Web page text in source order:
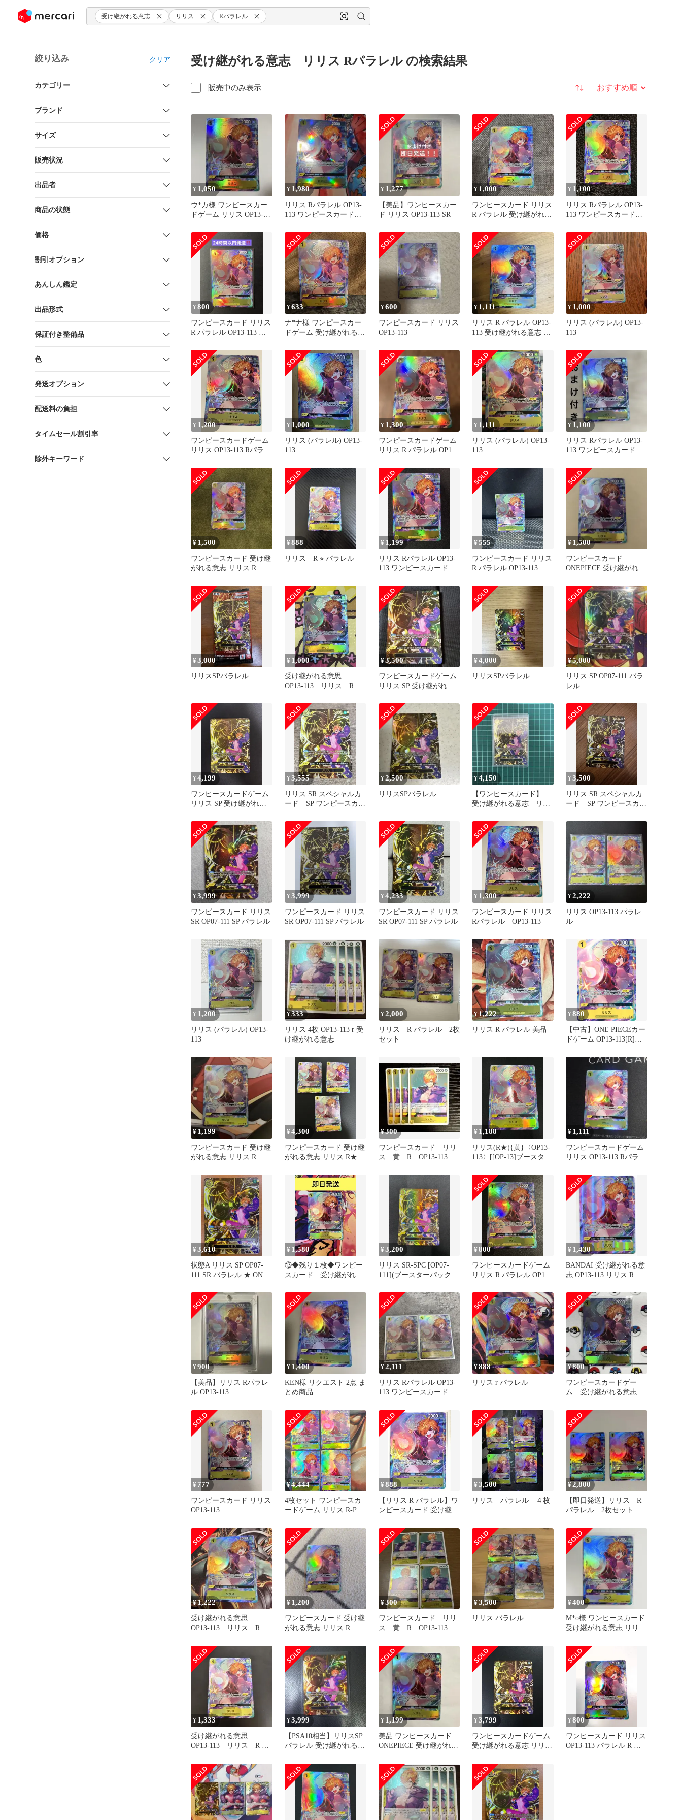
ツにスキップ 受け継がれる意志 リリス Rパラレル
絞り込み クリア
カテゴリー
ブランド
サイズ
販売状況
出品者
商品の状態
価格
割引オプション
あんしん鑑定
出品形式
保証付き整備品
色
発送オプション
配送料の負担
タイムセール割引率
除外キーワード
受け継がれる意志 リリス Rパラレル の検索結果
販売中のみ表示 並び替え
¥ 1,050
ウ*カ様 ワンピースカー
ドゲーム リリス OP13-
¥ 1,980
リリス Rパラレル OP13-
113 ワンピースカードゲ
¥ 1,277
【美品】ワンピースカー
ド リリス OP13-113 SR
¥ 1,000
ワンピースカード リリス
R パラレル 受け継がれる
¥ 1,100
リリス Rパラレル OP13-
113 ワンピースカードゲ
¥800
ワンピースカード リリス
R パラレル OP13-113 受
¥633
ナ*ナ様 ワンピースカー
ドゲーム 受け継がれる意
¥600
ワンピースカード リリス
OP13-113
¥ 1,111
リリス R パラレル OP13-
113 受け継がれる意志 ワ
¥ 1,000
リリス (パラレル) OP13-
113
¥ 1,200
ワンピースカードゲーム
リリス OP13-113 Rパラレ
¥ 1,000
リリス (パラレル) OP13-
113
¥ 1,300
ワンピースカードゲーム
リリス R パラレル OP13-
¥ 1,111
リリス (パラレル) OP13-
113
¥ 1,100
リリス Rパラレル OP13-
113 ワンピースカードゲ
¥ 1,500
ワンピースカード 受け継
がれる意志 リリス R パ
¥888
リリス R ⭐︎ パラレル
¥ 1,199
リリス Rパラレル OP13-
113 ワンピースカードゲ
¥555
ワンピースカード リリス
R パラレル OP13-113 受
¥ 1,500
ワンピースカード
ONEPIECE 受け継がれる
ル 極美品
¥3,000
リリスSPパラレル
¥ 1,000
受け継がれる意思
OP13-113 リリス R パ
¥3,500
ワンピースカードゲーム
リリス SP 受け継がれる
¥4,000
リリスSPパラレル
¥5,000
リリス SP OP07-111 パラ
レル
¥4,199
ワンピースカードゲーム
リリス SP 受け継がれる
¥3,555
リリス SR スペシャルカ
ード SP ワンピースカー
¥2,500
リリスSPパラレル
¥4,150
【ワンピースカード】
受け継がれる意志 リリ
¥3,500
リリス SR スペシャルカ
ード SP ワンピースカー
¥3,999
ワンピースカード リリス
SR OP07-111 SP パラレル
¥3,999
ワンピースカード リリス
SR OP07-111 SP パラレル
¥4,233
ワンピースカード リリス
SR OP07-111 SP パラレル
¥ 1,300
ワンピースカード リリス
Rパラレル OP13-113
¥2,222
リリス OP13-113 パラレ
ル
¥ 1,200
リリス (パラレル) OP13-
113
¥333
リリス 4枚 OP13-113 r 受
け継がれる意志
¥2,000
リリス R パラレル 2枚
セット
¥1,222
リリス R パラレル 美品
¥880
【中古】ONE PIECEカー
ドゲーム OP13-113[R]：
¥ 1,199
ワンピースカード 受け継
がれる意志 リリス R パ
¥4,300
ワンピースカード 受け継
がれる意志 リリス R★
¥300
ワンピースカード リリ
ス 黄 R OP13-113
¥ 1,188
リリス(R★){黄}〈OP13-
113〉[[OP-13]ブースター
パラレル
¥ 1,111
ワンピースカードゲーム
リリス OP13-113 Rパラレ
¥3,610
状態A リリス SP OP07-
111 SR パラレル ★ ONE
ゲーム
¥ 1,580
⑬◆残り１枚◆ワンピー
スカード 受け継がれる
¥3,200
リリス SR-SPC [OP07-
111](ブースターパック
¥800
ワンピースカードゲーム
リリス R パラレル OP13-
¥ 1,430
BANDAI 受け継がれる意
志 OP13-113 リリス Rパ
¥900
【美品】リリス Rパラレ
ル OP13-113
¥ 1,400
KEN様 リクエスト 2点 ま
とめ商品
¥2,111
リリス Rパラレル OP13-
113 ワンピースカードゲ
¥888
リリス r パラレル
¥800
ワンピースカードゲー
ム 受け継がれる意志
ア
¥ 777
ワンピースカード リリス
OP13-113
¥4,444
4枚セット ワンピースカ
ードゲーム リリス R-P
ック「受け継がれる意
志」) パラレル
¥888
【リリス R パラレル】ワ
ンピースカード 受け継が
¥3,500
リリス パラレル ４枚
¥2,800
【即日発送】リリス R
パラレル 2枚セット
¥1,222
受け継がれる意思
OP13-113 リリス R パ
¥ 1,200
ワンピースカード 受け継
がれる意志 リリス R パ
¥300
ワンピースカード リリ
ス 黄 R OP13-113
¥3,500
リリス パラレル
¥400
M*o様 ワンピースカード
受け継がれる意志 リリス
¥ 1,333
受け継がれる意思
OP13-113 リリス R パ
¥3,999
【PSA10相当】リリスSP
パラレル 受け継がれる意
¥ 1,199
美品 ワンピースカード
ONEPIECE 受け継がれる
¥3,799
ワンピースカードゲーム
受け継がれる意志 リリス
¥800
ワンピースカード リリス
OP13-113 パラレル R 受